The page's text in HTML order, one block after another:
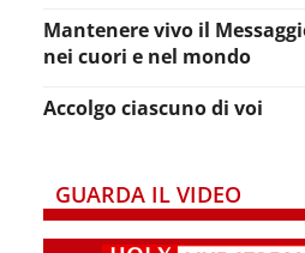
Mantenere vivo il
nei cuori e nel mondo
Accolgo ciascuno di voi
GUARDA IL VIDEO